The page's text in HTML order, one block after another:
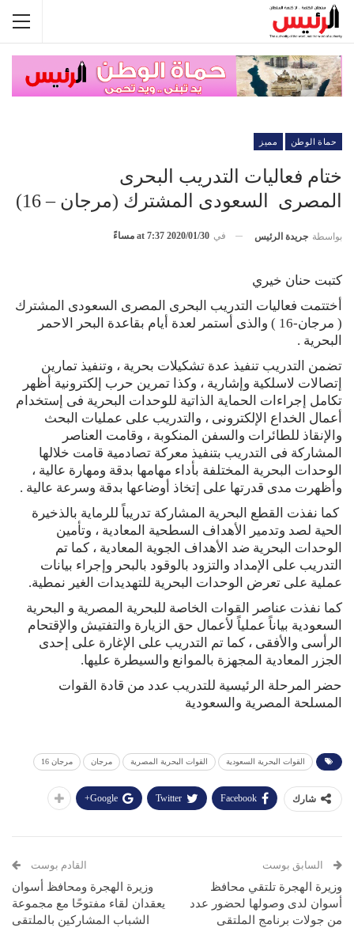
حماة الوطن مميز
ختام فعاليات التدريب البحرى
المصرى السعودى المشترك (مرجان – 16)
بواسطة جريدة الرئيس في 2020/01/30 at 7:37 مساءً
كتبت حنان خيري
أختتمت فعاليات التدريب البحرى المصرى السعودى المشترك
( مرجان-16 ) والذى أستمر لعدة أيام بقاعدة البحر الاحمر
البحرية .
تضمن التدريب تنفيذ عدة تشكيلات بحرية ، وتنفيذ تمارين
إتصالات لاسلكية وإشارية ، وكذا تمرين حرب إلكترونية أظهر
تكامل إجراءات الحماية الذاتية للوحدات البحرية فى إستخدام
أعمال الخداع الإلكترونى ، والتدريب على عمليات البحث
والإنقاذ للطائرات والسفن المنكوبة ، وقامت العناصر
المشاركة فى التدريب بتنفيذ معركة تصادمية قامت خلالها
الوحدات البحرية المختلفة بأداء مهامها بدقة ومهارة عالية ،
وأظهرت مدى قدرتها على إتخاذ أوضاعها بدقة وسرعة عالية .
كما نفذت القطع البحرية المشاركة تدريباً للرماية بالذخيرة
الحية لصد وتدمير الأهداف السطحية المعادية ، وتأمين
الوحدات البحرية ضد الأهداف الجوية المعادية ، كما تم
التدريب على الإمداد والتزود بالوقود بالبحر وإجراء بيانات
عملية على تعرض الوحدات البحرية للتهديدات الغير نمطية.
كما نفذت عناصر القوات الخاصة للبحرية المصرية و البحرية
السعودية بياناً عملياً لأعمال حق الزيارة والتفتيش والإقتحام
الرأسى والأفقى ، كما تم التدريب على الإغارة على إحدى
الجزر المعادية المجهزة بالموانع والسيطرة عليها.
حضر المرحلة الرئيسية للتدريب عدد من قادة القوات
المسلحة المصرية والسعودية
القوات البحرية السعودية القوات البحرية المصرية مرجان مرجان 16
شارك Facebook
Twitter
Google+
السابق بوست
وزيرة الهجرة تلتقي محافظ
أسوان لدى وصولها لحضور عدد
من جولات برنامج الملتقى
القادم بوست
وزيرة الهجرة ومحافظ أسوان
يعقدان لقاء مفتوحًا مع مجموعة
الشباب المشاركين بالملتقى